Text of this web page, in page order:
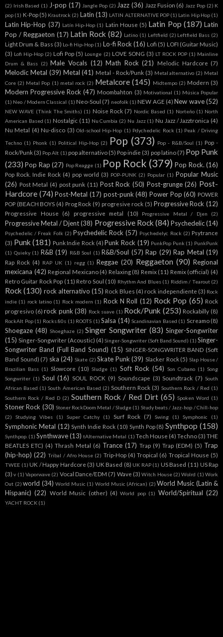
(2) Irish Based (1) J-pop (17) Jangle Pop (2) Jazz (36) Jazz Fusion (6) Jazz Pop (2) K
pop (1) K-Pop (5) Krautrock (2) Latin (13) LATIN ALTERNATIVE POP (1) Latin Hip Hop (1)
Latin Hip-Hop (37) Latín Hip-Hop (1) Latin House (5) Latin Pop (187) Latin
Pop / Reggaeton (17) Latin Rock (82) Latino (1) Leftfield (2) Leftfield Bass (2)
Light Drum & Bass (3) Lo-fi Hip-Hop (1) Lo-fi Rock (16) Lofi (5) LOFI (Guitar Music)
(3) Lofi Hip-Hop (2) Lofi Pop (5) Lounge (2) LOVE SONG (3) LT ROCK POP (1) Mainline
Drum & Bass (2) Male Vocals (12) Math Rock (21) Melodic Hardcore (7)
Melodic Metal (39) Metal (41) Metal - Rock/Punk (3) Metal alternativo (2) Metal
Core (2) Metal Pop (1) metal rock (2) Metalcore (145) Midtempo (2) Modern (3)
Modern Progressive Rock (47) Moombahton (3) Motivational (1) Música Popular
(1) Neo / Modern Classical (1) Neo-Soul (7) neofolk (1) NEW AGE (4) New wave (52)
NEW WAVE (Think The Smiths) (1) Noise Rock (7) Nordic Based (1) Norteño (1) North
American Based (1) Nostalgic (11) Nu Cumbia (2) Nu Jazz (1) Nu Jazz / Jazztronica (4)
Nu Metal (4) Nu-disco (3) Old-school Hip-Hop (1) Pdychedelic Rock (1) Peak / Driving
Techno (1) Phonk (1) Political Hip-Hop (2) Pop (373) Pop - R&B/Soul (1) Pop -
Rock/Punk (3) Pop Alt (1) pop alternativo (5) Pop indie (3) pop latino (7) Pop Punk
(233) Pop Rap (27) Pop Reagge (1) Pop Rock (379) Pop Rock. (16)
Pop Rock. Indie Rock (4) pop world (3) POP-PUNK (2) Popular (1) Popular Music
(26) Post Metal (4) post punk (11) Post Rock (50) Post-grunge (26) Post-
Hardcore (74) Post-Metal (17) post-punk (48) Power Pop (60) POWER
POP (BEACH BOYS (4) Prog Rock (9) progresive rock (5) Progressive Rock (12)
Progressive House (6) progressive metal (10) Progressive Metal / Djen (2)
Progressive Metal / Djent (38) Progressive Rock (84) Psychedelic(14)
Psychedelic / Freak Folk (2) Psychedelic Rock (57) Psychedelyc Rock (2) Psytrance
(3) Punk (181) Punk Indie Rock (4) Punk Rock (19) PunkPop Punk (1) PunkPunk
(1) Quieky (1) R&B (19) R&B Soul (1) R&B/Soul (57) Rap (29) Rap Metal (19)
Rap Rock (4) RAP UK (1) regg (1) Reggae (20) Reggaeton (90) Regional
mexicana (42) Regional Mexicano (4) Relaxing (8) Remix (11) Remix (official) (4)
Retro Guitar Rock Pop (11) Retro Soul (10) Rhythm And Blues (1) Riddim / Tearout (2)
Rock (130) rock alternativo (15) Rock Blues (4) rock independiente (3) Rock
indie (1) rock latino (1) Rock modern (1) Rock N Roll (12) Rock Pop (65) Rock
progresivo (6) rock punk (38) Rock suave (1) Rock/Punk (253) Rockabilly (8)
RockAlt Pop (1) Rocks 80s (1) ROOTS (1) Salsa (14) Scandinavian Based (1) Screamo (8)
Shoegaze (48) Shoeghaze (2) Singer Songwriter (83) Singer-Songwriter
(15) Singer-Songwriter (Acoustic) (4) Singer-Songwriter (Soft Band Sound) (1) Singer-
Songwriter Band (Full Band Sound) (15) SINGER-SONGWRITER BAND (Soft
Band Sound) (7) ska (24) Skate (2) Skate Punk (39) Slacker Rock (5) Slap House /
Brazilian Bass (1) Slowcore (10) Sludge (1) Soft Rock (54) Son Cubano (1) Song
Songwriter (1) Soul (16) SOUL ROCK (9) Soundscape (3) Soundtrack (7) South
African Based (1) South American Based (2) Southern Rock (3) Southern Rock / Red (1)
Southern Rock / Red D (2) Southern Rock / Red Dirt (65) Spoken Word (1)
Stoner Rock (30) Stoner RockDoom Metal / Sludge (1) Study beats / Jazz-hop / Chill-hop
(2)
Studying Vibes (1) Super Catchy (1) Surf Rock (7) Swing (1) Symphonic (1)
Symphonic Metal (12) Synth Indie Rock (10) Synth Pop (8) Synthpop (158)
Synthpop. (1) Synthwave (13) tAlternative Metal (1) Tech House (4) Techno (3) THE
BEATLES ETC) (4) Thrash Metal (6) Trance (17) Trap (9) Trap (EDM) (5) Trap
(hip-hop) (22) Tribal / Afro House (2) Trip-Hop (4) Tropical (6) Tropical House (5)
TWEE (1) UK / Happy Hardcore (3) UK Based (8) UK RAP (1) US Based (11) US Rap
(3) v (1) Vaporwave (2) Vocal Dance/EDM (7) Wave (3) Witch House (2) Wolrd (1) Work
Out (2) world (34) World Music (1) World Music (African) (2) World Music (Latin &
Hispanic) (22) World Music (other) (4) World pop (1) World/Spiritual (22)
YACHT ROCK (1)